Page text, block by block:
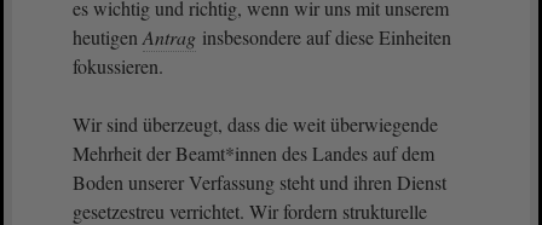
es wichtig und richtig, wenn wir uns mit unserem
heutigen Antrag insbesondere auf diese Einheiten
fokussieren.
Wir sind überzeugt, dass die weit überwiegende
Mehrheit der Beamt*innen des Landes auf dem
Boden unserer Verfassung steht und ihren Dienst
gesetzestreu verrichtet. Wir fordern strukturelle